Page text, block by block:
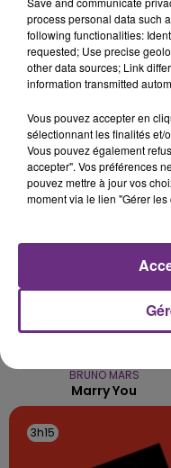
LE MAGASIN
SES PORTES
C'était l'une des
fermer ses portes.
TITRES
3h22
3h22
BRUNO MARS
Marry You
3h15
3h15
process personal data such
following functionalities:
requested; Use precise
other data sources; Link
information transmitted
Vous pouvez accepter en
sélectionnant les finalités et/
Vous pouvez également
accepter". Vos préférences
pouvez mettre à jour vos
moment via le lien "Gérer